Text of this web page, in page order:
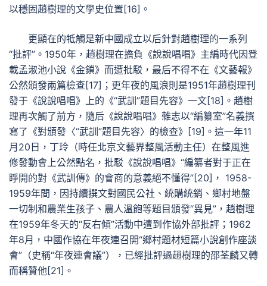
以穩固趙樹理的文學史位置[16]。
更顯在的牴觸是新中國成立以后針對趙樹理的一系列
“批評”。1950年，趙樹理在擔負《說說唱唱》主編時代因登
載孟淑池小說《金鎖》而遭批駁，最后不得不在《文藝報》
公然頒發兩篇檢查[17]；更年夜的風浪則是1951年趙樹理刊
發于《說說唱唱》上的《“武訓”題目先容》一文[18]。趙樹
理再次觸了前方，隨后《說說唱唱》雜志以“編纂室”名義撰
寫了《對頒發〈“武訓”題目先容〉的檢查》[19]。這一年11
月20日，丁玲（時任北京文藝界整風活動主任）在整風進
修發動會上公然點名，批駁《說說唱唱》“編纂者對于正在
睜開的對《武訓傳》的會商的意義絕不懂得”[20]， 1958-
1959年間，因持續撰文對國民公社、統購統銷、鄉村地盤
一切制和農業生孩子、農人溫飽等題目頒發“異見”，趙樹理
在1959年冬天的“反右傾”活動中遭到作協外部批評；1962
年8月，中國作協在年夜連召開“鄉村題材短篇小說創作座談
會”（史稱“年夜連會議”），已經批評過趙樹理的邵荃麟又轉
而稱贊他[21]。